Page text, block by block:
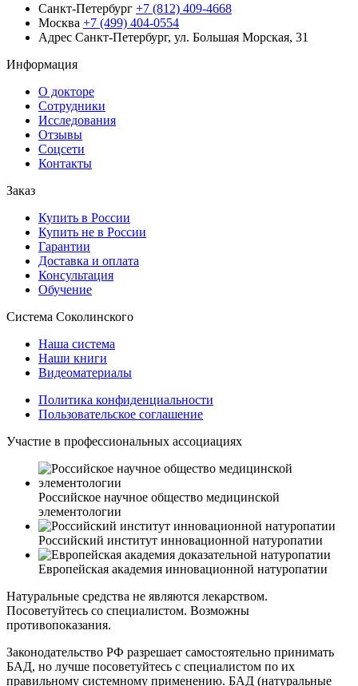
Санкт-Петербург +7 (812) 409-4668
Москва +7 (499) 404-0554
Адрес Санкт-Петербург, ул. Большая Морская, 31
Информация
О докторе
Сотрудники
Исследования
Отзывы
Соцсети
Контакты
Заказ
Купить в России
Купить не в России
Гарантии
Доставка и оплата
Консультация
Обучение
Система Соколинского
Наша система
Наши книги
Видеоматериалы
Политика конфиденциальности
Пользовательское соглашение
Участие в профессиональных ассоциациях
Российское научное общество медицинской
элементологии
Российский институт инновационной натуропатии
Европейская академия инновационной натуропатии
Натуральные средства не являются лекарством.
Посоветуйтесь со специалистом. Возможны
противопоказания.
Законодательство РФ разрешает самостоятельно принимать
БАД, но лучше посоветуйтесь с специалистом по их
правильному системному применению. БАД (натуральные